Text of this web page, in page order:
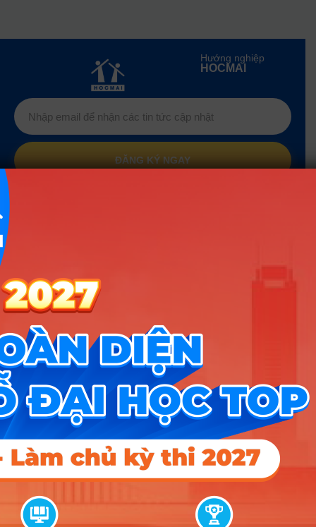
Hướng nghiệp
HOCMAI
ĐĂNG KÝ NGAY
Tra cứu đề án tuyển sinh
Tư vấn hướng nghiệp
Tin tức
Tin giáo dục nổi bật
Tin tuyển sinh vào 10
Tin tuyển sinh Đại học
Về chúng tôi
Liên hệ
Điều khoản dịch vụ